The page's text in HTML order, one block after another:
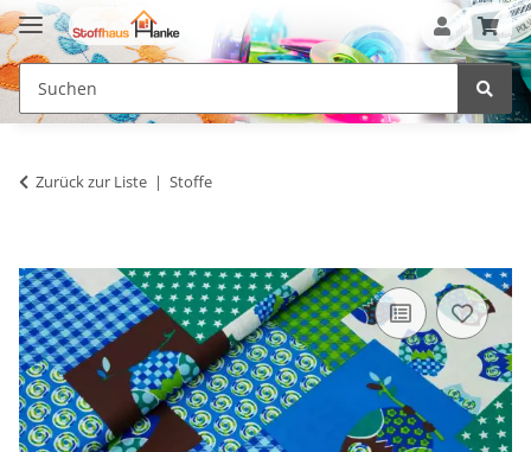
Zurück zur Liste Stoffe